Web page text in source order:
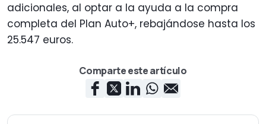
adicionales, al optar a la ayuda a la compra
completa del Plan Auto+, rebajándose hasta los
25.547 euros.
Comparte este artículo